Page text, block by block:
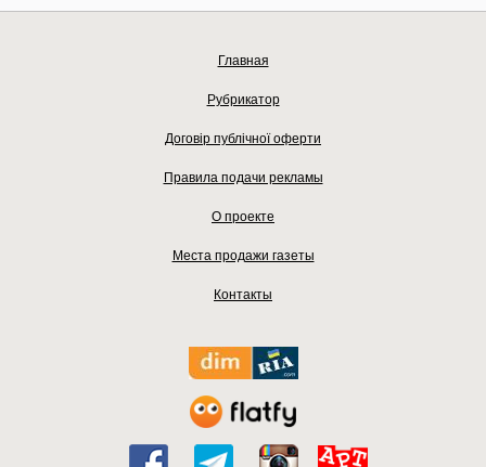
Главная
Рубрикатор
Договір публічної оферти
Правила подачи рекламы
О проекте
Места продажи газеты
Контакты